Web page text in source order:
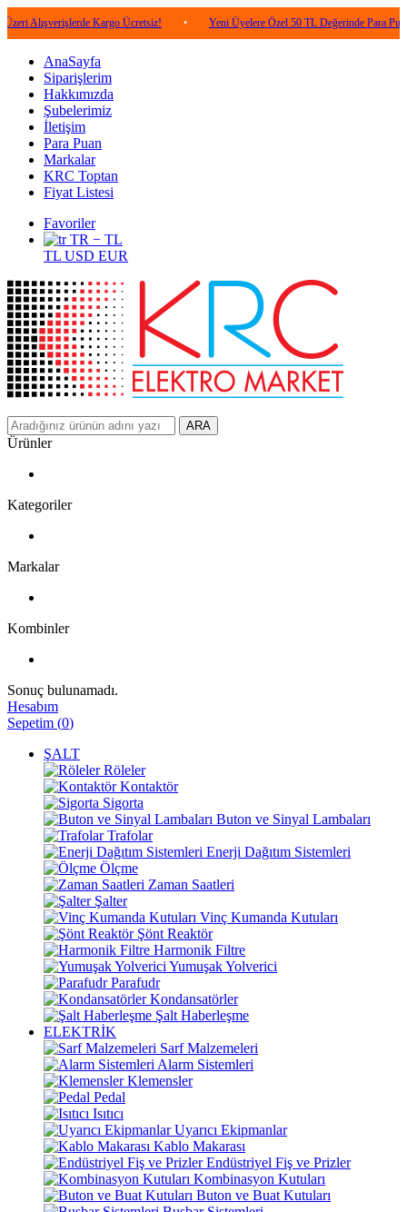
Kargo Ücretsiz! • Yeni Üyelere Özel 50 TL Değerinde Para Puan! •
AnaSayfa
Siparişlerim
Hakkımızda
Şubelerimiz
İletişim
Para Puan
Markalar
KRC Toptan
Fiyat Listesi
Favoriler
TR − TL
TL USD EUR
ARA
Ürünler
Kategoriler
Markalar
Kombinler
Sonuç bulunamadı.
Hesabım
Sepetim (0)
ŞALT
Röleler
Kontaktör
Sigorta
Buton ve Sinyal Lambaları
Trafolar
Enerji Dağıtım Sistemleri
Ölçme
Zaman Saatleri
Şalter
Vinç Kumanda Kutuları
Şönt Reaktör
Harmonik Filtre
Yumuşak Yolverici
Parafudr
Kondansatörler
Şalt Haberleşme
ELEKTRİK
Sarf Malzemeleri
Alarm Sistemleri
Klemensler
Pedal
Isıtıcı
Uyarıcı Ekipmanlar
Kablo Makarası
Endüstriyel Fiş ve Prizler
Kombinasyon Kutuları
Buton ve Buat Kutuları